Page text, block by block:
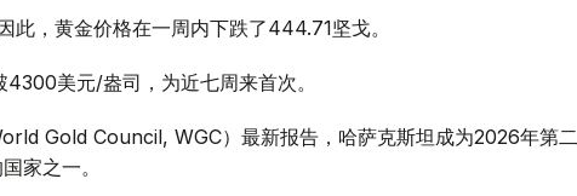
此，黄金价格在一周内下跌了444.71坚戈。
美元/盎司，为近七周来首次。
Gold Council, WGC）最新报告，哈萨克斯坦成为2026年第二
家之一。